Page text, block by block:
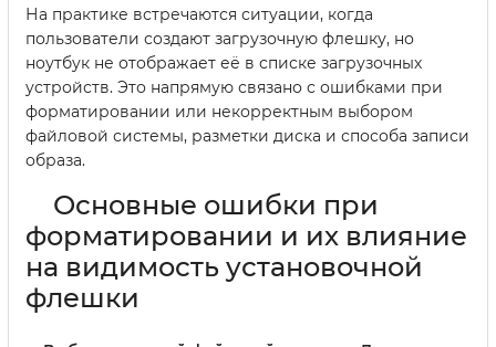
На практике встречаются ситуации, когда
пользователи создают загрузочную флешку, но
ноутбук не отображает её в списке загрузочных
устройств. Это напрямую связано с ошибками при
форматировании или некорректным выбором
файловой системы, разметки диска и способа записи
образа.
Основные ошибки при
форматировании и их влияние
на видимость установочной
флешки